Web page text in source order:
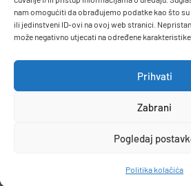
nam omogućiti da obrađujemo podatke kao što
ili jedinstveni ID-ovi na ovoj web stranici.
može negativno utjecati na određene
Prihvati
Zabrani
Pogledaj
Politika kolačića
O nama
Uvjeti
Politika privatnosti
Povrati / reklamacije